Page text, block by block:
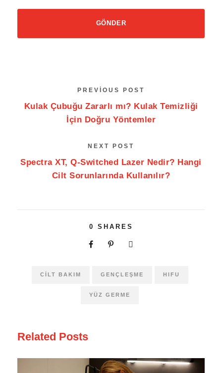
PREVIOUS POST
Kulak Çubuğu Zararlı mı? Kulak Temizliği
İçin Doğru Yöntemler
NEXT POST
Spectra XT, Q-Switched Lazer Nedir? Hangi
Cilt Sorunlarında Kullanılır?
0 SHARES
CILT BAKIM GENÇLEŞME HIFU
YÜZ GERME
Related Posts